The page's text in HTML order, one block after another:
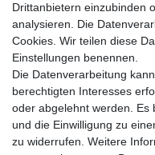
AGB
Drittanbietern einzubinden
analysieren. Die
Cookies. Wir teilen diese
Einstellungen benennen.
Die Datenverarbeitung
berechtigten Interesses
oder abgelehnt werden. Es
und die Einwilligung zu
zu widerrufen. Weitere